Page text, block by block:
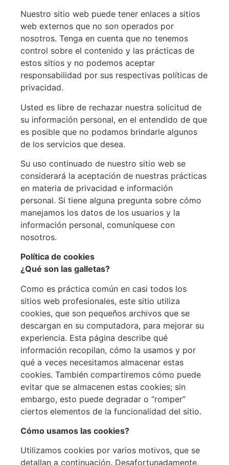
Nuestro sitio web puede tener enlaces a sitios
web externos que no son operados por
nosotros. Tenga en cuenta que no tenemos
control sobre el contenido y las prácticas de
estos sitios y no podemos aceptar
responsabilidad por sus respectivas políticas de
privacidad.
Usted es libre de rechazar nuestra solicitud de
su información personal, en el entendido de que
es posible que no podamos brindarle algunos
de los servicios que desea.
Su uso continuado de nuestro sitio web se
considerará la aceptación de nuestras prácticas
en materia de privacidad e información
personal. Si tiene alguna pregunta sobre cómo
manejamos los datos de los usuarios y la
información personal, comuníquese con
nosotros.
Política de cookies
¿Qué son las galletas?
Como es práctica común en casi todos los
sitios web profesionales, este sitio utiliza
cookies, que son pequeños archivos que se
descargan en su computadora, para mejorar su
experiencia. Esta página describe qué
información recopilan, cómo la usamos y por
qué a veces necesitamos almacenar estas
cookies. También compartiremos cómo puede
evitar que se almacenen estas cookies; sin
embargo, esto puede degradar o “romper”
ciertos elementos de la funcionalidad del sitio.
Cómo usamos las cookies?
Utilizamos cookies por varios motivos, que se
detallan a continuación. Desafortunadamente,